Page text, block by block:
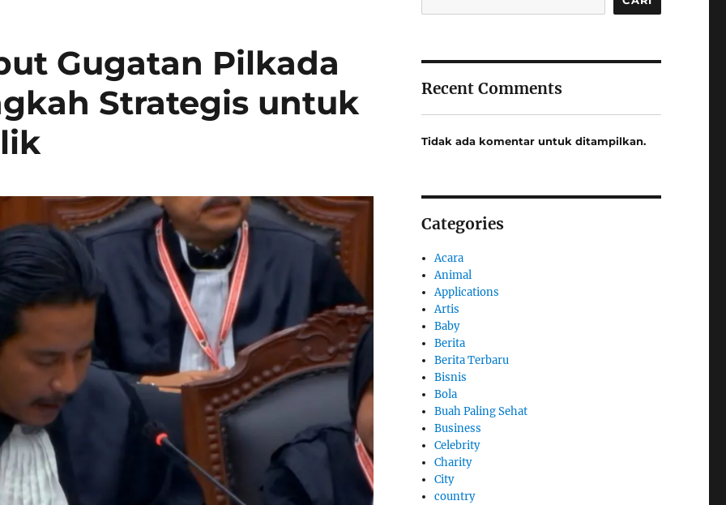
Gugatan Pilkada
Strategis untuk
Recent Comments
Tidak ada komentar untuk ditampilkan.
Categories
Acara
Animal
Applications
Artis
Baby
Berita
Berita Terbaru
Bisnis
Bola
Buah Paling Sehat
Business
Celebrity
Charity
City
country